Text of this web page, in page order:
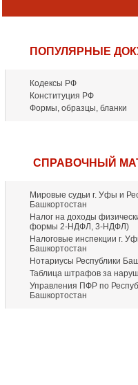
ПОПУЛЯРНЫЕ
Кодексы РФ
Конституция РФ
Формы, образцы, бланки
СПРАВОЧНЫЙ
Мировые судьи г. Уфы и
Башкортостан
Налог на доходы
формы 2-НДФЛ, 3-НДФЛ)
Налоговые инспекции г.
Башкортостан
Нотариусы Республики
Таблица штрафов за
Управления ПФР по
Башкортостан